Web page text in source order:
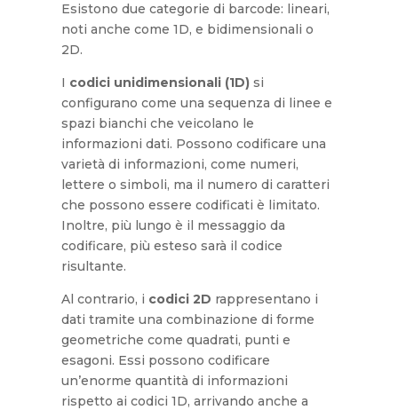
Esistono due categorie di barcode: lineari,
noti anche come 1D, e bidimensionali o
2D.
I codici unidimensionali (1D) si
configurano come una sequenza di linee e
spazi bianchi che veicolano le
informazioni dati. Possono codificare una
varietà di informazioni, come numeri,
lettere o simboli, ma il numero di caratteri
che possono essere codificati è limitato.
Inoltre, più lungo è il messaggio da
codificare, più esteso sarà il codice
risultante.
Al contrario, i codici 2D rappresentano i
dati tramite una combinazione di forme
geometriche come quadrati, punti e
esagoni. Essi possono codificare
un’enorme quantità di informazioni
rispetto ai codici 1D, arrivando anche a